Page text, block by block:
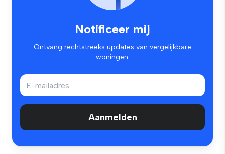
Notificeer mij
Ontvang rechtstreeks updates van vergelijkbare
woningen.
Aanmelden